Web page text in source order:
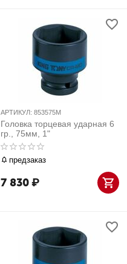
АРТИКУЛ: 853575M
Головка торцевая ударная 6
гр., 75мм, 1"
предзаказ
7 830₽